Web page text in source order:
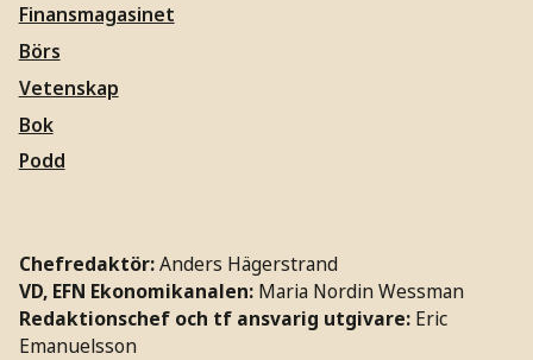
Finansmagasinet
Börs
Vetenskap
Bok
Podd
Chefredaktör:Anders Hägerstrand
VD, EFN Ekonomikanalen: Maria Nordin Wessman
Redaktionschef och tf ansvarig utgivare: Eric
Emanuelsson